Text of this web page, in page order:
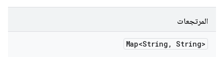
المرتجعات
Map<String , String>